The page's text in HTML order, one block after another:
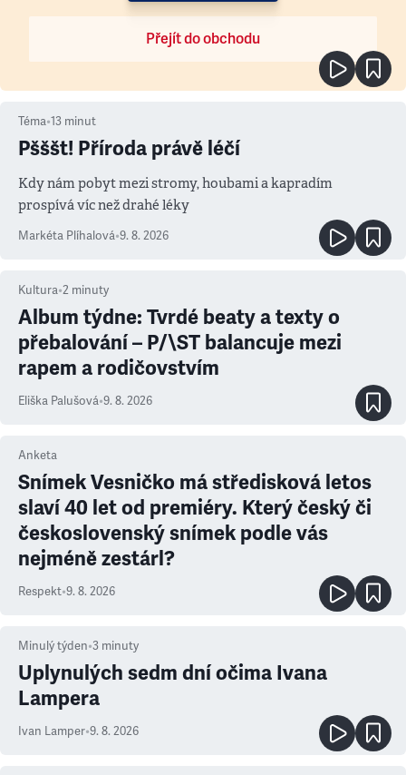
Přejít do obchodu
Téma•13 minut
Pšššt! Příroda právě léčí
Kdy nám pobyt mezi stromy, houbami a kapradím
prospívá víc než drahé léky
Markéta Plíhalová•9. 8. 2026
Kultura•2 minuty
Album týdne: Tvrdé beaty a texty o
přebalování – P/\ST balancuje mezi
rapem a rodičovstvím
Eliška Palušová•9. 8. 2026
Anketa
Snímek Vesničko má středisková letos
slaví 40 let od premiéry. Který český či
československý snímek podle vás
nejméně zestárl?
Respekt•9. 8. 2026
Minulý týden•3 minuty
Uplynulých sedm dní očima Ivana
Lampera
Ivan Lamper•9. 8. 2026